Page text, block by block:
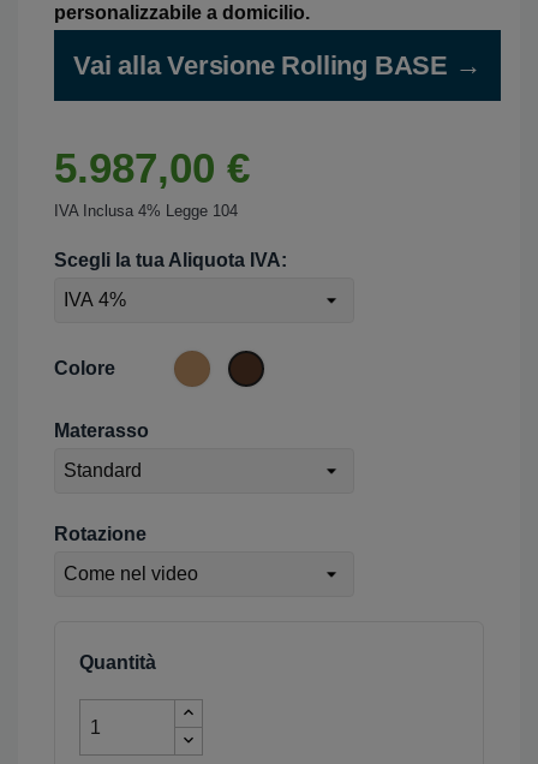
personalizzabile a domicilio.
Vai alla Versione Rolling BASE →
5.987,00 €
IVA Inclusa 4% Legge 104
Scegli la tua Aliquota IVA:
Colore FaggioNoce
Materasso
Rotazione
Quantità